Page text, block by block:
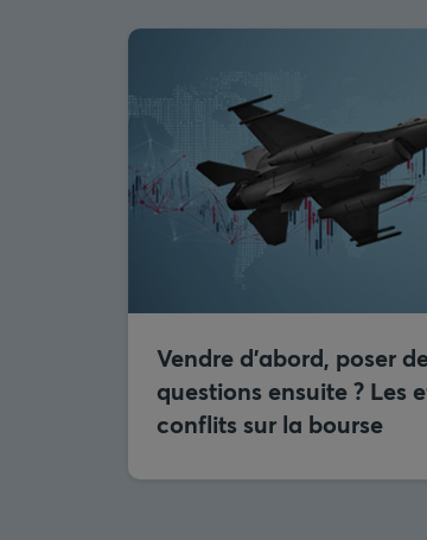
Vendre d’abord, poser
questions ensuite ? Les
conflits sur la bourse